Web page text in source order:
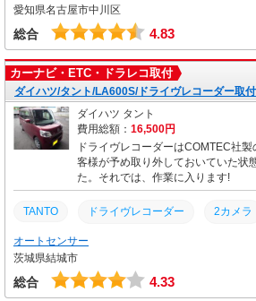
愛知県名古屋市中川区
総合 4.83
カーナビ・ETC・ドラレコ取付
ダイハツ/タント/LA600S/ドライヴレコーダー取付
ダイハツ タント
費用総額： 16,500円
ドライヴレコーダーはCOMTEC社
客様が予め取り外しておいていた状
た。それでは、作業に入ります!
TANTO ドライヴレコーダー 2カメラ
オートセンサー
茨城県結城市
総合 4.33